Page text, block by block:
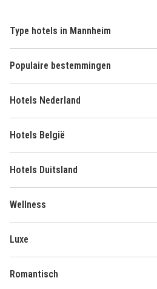
Type hotels in Mannheim
Populaire bestemmingen
Hotels Nederland
Hotels België
Hotels Duitsland
Wellness
Luxe
Romantisch